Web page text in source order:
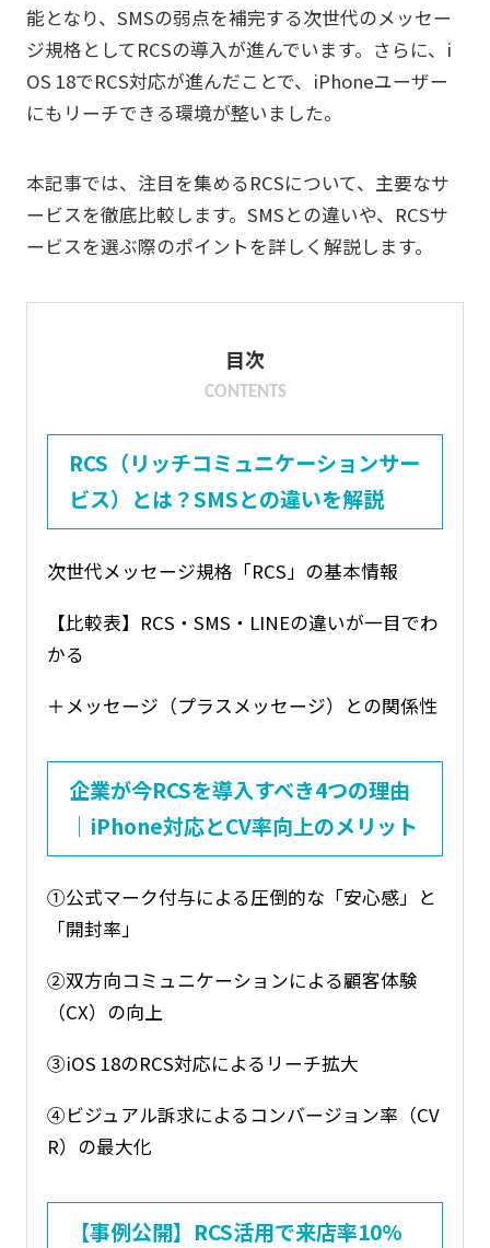
能となり、SMSの弱点を補完する次世代のメッセー
ジ規格としてRCSの導入が進んでいます。さらに、i
OS 18でRCS対応が進んだことで、iPhoneユーザー
にもリーチできる環境が整いました。
本記事では、注目を集めるRCSについて、主要なサ
ービスを徹底比較します。SMSとの違いや、RCSサ
ービスを選ぶ際のポイントを詳しく解説します。
目次
CONTENTS
RCS（リッチコミュニケーションサー
ビス）とは？SMSとの違いを解説
次世代メッセージ規格「RCS」の基本情報
【比較表】RCS・SMS・LINEの違いが一目でわ
かる
＋メッセージ（プラスメッセージ）との関係性
企業が今RCSを導入すべき4つの理由
｜iPhone対応とCV率向上のメリット
①公式マーク付与による圧倒的な「安心感」と
「開封率」
②双方向コミュニケーションによる顧客体験
（CX）の向上
③iOS 18のRCS対応によるリーチ拡大
④ビジュアル訴求によるコンバージョン率（CV
R）の最大化
【事例公開】RCS活用で来店率10%